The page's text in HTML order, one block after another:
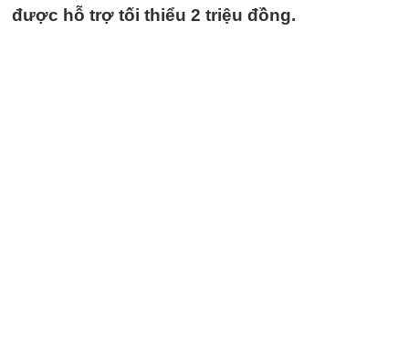
được hỗ trợ tối thiểu 2 triệu đồng.